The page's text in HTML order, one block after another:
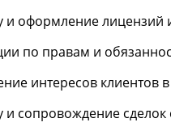
и оформление лицензий
по правам и
интересов клиентов
и сопровождение